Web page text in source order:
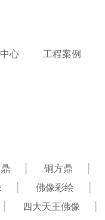
心 工程案例
铜方鼎
佛像彩绘
四大天王佛像